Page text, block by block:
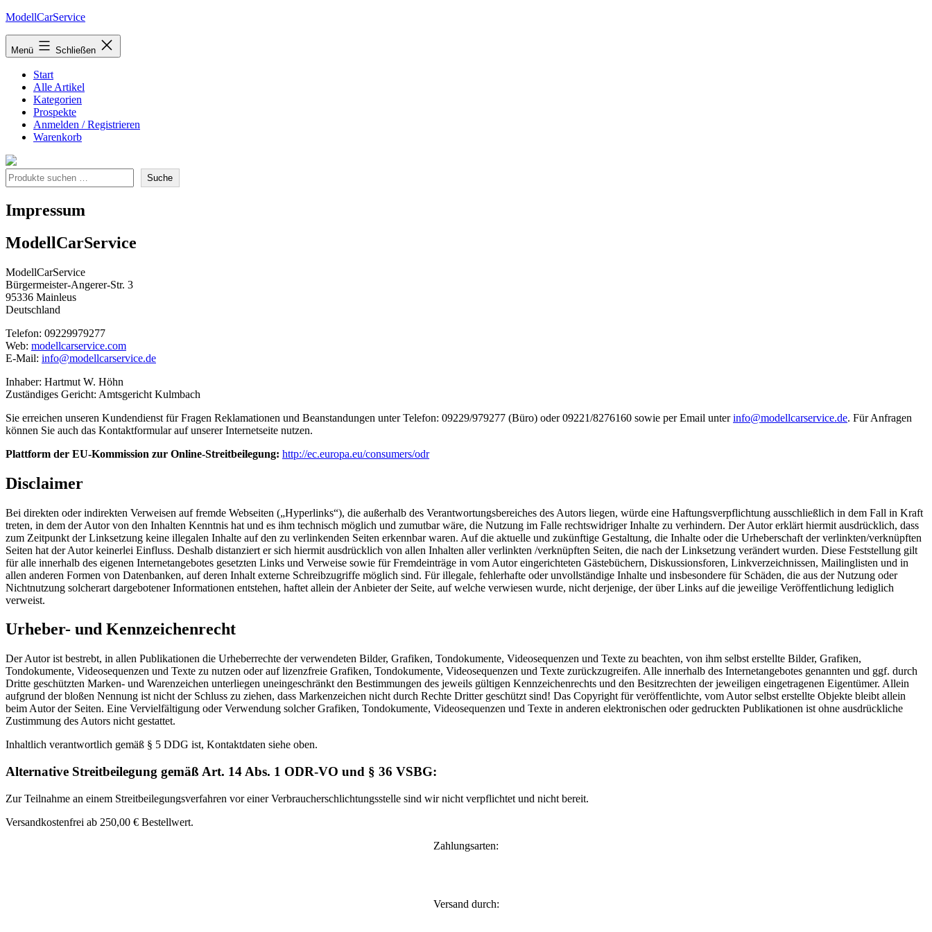
Zum
springen
ModellCarService
Menü Schließen
Start
Alle Artikel
Kategorien
Prospekte
Anmelden / Registrieren
Warenkorb
Suche Suche
Impressum
ModellCarService
ModellCarService
Bürgermeister-Angerer-Str. 3
95336 Mainleus
Deutschland
Telefon: 09229979277
Web: modellcarservice.com
E-Mail: info@modellcarservice.de
Inhaber: Hartmut W. Höhn
Zuständiges Gericht: Amtsgericht Kulmbach
Sie erreichen unseren Kundendienst für Fragen Reklamationen und Beanstandungen unter Telefon: 09229/979277 (Büro) oder 09221/8276160 sowie per Email unterinfo@modellcarservice.de. Für Anfragen
können Sie auch das Kontaktformular auf unserer Internetseite nutzen.
Plattform der EU-Kommission zur Online-Streitbeilegung: http://ec.europa.eu/consumers/odr
Disclaimer
Bei direkten oder indirekten Verweisen auf fremde Webseiten („Hyperlinks“), die außerhalb des Verantwortungsbereiches des Autors liegen, würde eine Haftungsverpflichtung ausschließlich in dem Fall in Kraft
treten, in dem der Autor von den Inhalten Kenntnis hat und es ihm technisch möglich und zumutbar wäre, die Nutzung im Falle rechtswidriger Inhalte zu verhindern. Der Autor erklärt hiermit ausdrücklich, dass
zum Zeitpunkt der Linksetzung keine illegalen Inhalte auf den zu verlinkenden Seiten erkennbar waren. Auf die aktuelle und zukünftige Gestaltung, die Inhalte oder die Urheberschaft der verlinkten/verknüpften
Seiten hat der Autor keinerlei Einfluss. Deshalb distanziert er sich hiermit ausdrücklich von allen Inhalten aller verlinkten /verknüpften Seiten, die nach der Linksetzung verändert wurden. Diese Feststellung gilt
für alle innerhalb des eigenen Internetangebotes gesetzten Links und Verweise sowie für Fremdeinträge in vom Autor eingerichteten Gästebüchern, Diskussionsforen, Linkverzeichnissen, Mailinglisten und in
allen anderen Formen von Datenbanken, auf deren Inhalt externe Schreibzugriffe möglich sind. Für illegale, fehlerhafte oder unvollständige Inhalte und insbesondere für Schäden, die aus der Nutzung oder
Nichtnutzung solcherart dargebotener Informationen entstehen, haftet allein der Anbieter der Seite, auf welche verwiesen wurde, nicht derjenige, der über Links auf die jeweilige Veröffentlichung lediglich
verweist.
Urheber- und Kennzeichenrecht
Der Autor ist bestrebt, in allen Publikationen die Urheberrechte der verwendeten Bilder, Grafiken, Tondokumente, Videosequenzen und Texte zu beachten, von ihm selbst erstellte Bilder, Grafiken,
Tondokumente, Videosequenzen und Texte zu nutzen oder auf lizenzfreie Grafiken, Tondokumente, Videosequenzen und Texte zurückzugreifen. Alle innerhalb des Internetangebotes genannten und ggf. durch
Dritte geschützten Marken- und Warenzeichen unterliegen uneingeschränkt den Bestimmungen des jeweils gültigen Kennzeichenrechts und den Besitzrechten der jeweiligen eingetragenen Eigentümer. Allein
aufgrund der bloßen Nennung ist nicht der Schluss zu ziehen, dass Markenzeichen nicht durch Rechte Dritter geschützt sind! Das Copyright für veröffentlichte, vom Autor selbst erstellte Objekte bleibt allein
beim Autor der Seiten. Eine Vervielfältigung oder Verwendung solcher Grafiken, Tondokumente, Videosequenzen und Texte in anderen elektronischen oder gedruckten Publikationen ist ohne ausdrückliche
Zustimmung des Autors nicht gestattet.
Inhaltlich verantwortlich gemäß § 5 DDG ist, Kontaktdaten siehe oben.
Alternative Streitbeilegung gemäß Art. 14 Abs. 1 ODR-VO und § 36 VSBG:
Zur Teilnahme an einem Streitbeilegungsverfahren vor einer Verbraucherschlichtungsstelle sind wir nicht verpflichtet und nicht bereit.
Versandkostenfrei ab 250,00 € Bestellwert.
Zahlungsarten:
Versand durch: